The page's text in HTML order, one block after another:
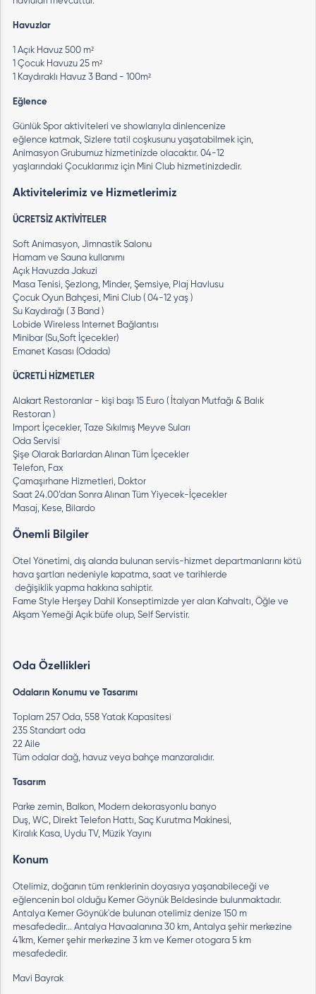
Havuzlar
1 Açık Havuz 500 m²
1 Çocuk Havuzu 25 m²
1 Kaydıraklı Havuz 3 Band - 100m²
Eğlence
Günlük Spor aktiviteleri ve showlarıyla dinlencenize
eğlence katmak, Sizlere tatil coşkusunu yaşatabilmek için,
Animasyon Grubumuz hizmetinizde olacaktır. 04-12
yaşlarındaki Çocuklarımız için Mini Club hizmetinizdedir.
Aktivitelerimiz ve Hizmetlerimiz
ÜCRETSİZ AKTİVİTELER
Soft Animasyon, Jimnastik Salonu
Hamam ve Sauna kullanımı
Açık Havuzda Jakuzi
Masa Tenisi, Şezlong, Minder, Şemsiye, Plaj Havlusu
Çocuk Oyun Bahçesi, Mini Club ( 04-12 yaş )
Su Kaydırağı ( 3 Band )
Lobide Wireless Internet Bağlantısı
Minibar (Su,Soft İçecekler)
Emanet Kasası (Odada)
ÜCRETLİ HİZMETLER
Alakart Restoranlar - kişi başı 15 Euro ( İtalyan Mutfağı & Balık
Restoran )
Import İçecekler, Taze Sıkılmış Meyve Suları
Oda Servisi
Şişe Olarak Barlardan Alınan Tüm İçecekler
Telefon, Fax
Çamaşırhane Hizmetleri, Doktor
Saat 24.00’dan Sonra Alınan Tüm Yiyecek-İçecekler
Masaj, Kese, Bilardo
Önemli Bilgiler
Otel Yönetimi, dış alanda bulunan servis-hizmet departmanlarını kötü
hava şartları nedeniyle kapatma, saat ve tarihlerde
değişiklik yapma hakkına sahiptir.
Fame Style Herşey Dahil Konseptimizde yer alan Kahvaltı, Öğle ve
Akşam Yemeği Açık büfe olup, Self Servistir.
Oda Özellikleri
Odaların Konumu ve Tasarımı
Toplam 257 Oda, 558 Yatak Kapasitesi
235 Standart oda
22 Aile
Tüm odalar dağ, havuz veya bahçe manzaralıdır.
Tasarım
Parke zemin, Balkon, Modern dekorasyonlu banyo
Duş, WC, Direkt Telefon Hattı, Saç Kurutma Makinesi,
Kiralık Kasa, Uydu TV, Müzik Yayını
Konum
Otelimiz, doğanın tüm renklerinin doyasıya yaşanabileceği ve
eğlencenin bol olduğu Kemer Göynük Beldesinde bulunmaktadır.
Antalya Kemer Göynük'de bulunan otelimiz denize 150 m
mesafededir... Antalya Havaalanına 30 km, Antalya şehir merkezine
41km, Kemer şehir merkezine 3 km ve Kemer otogara 5 km
mesafededir.
Mavi Bayrak